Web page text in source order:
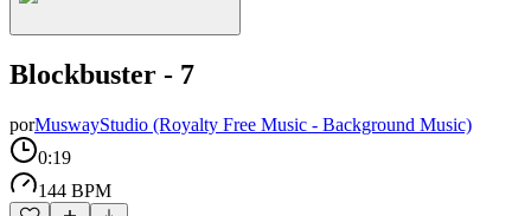
Blockbuster - 7
porMuswayStudio (Royalty Free Music - Background Music)
0:19
144 BPM